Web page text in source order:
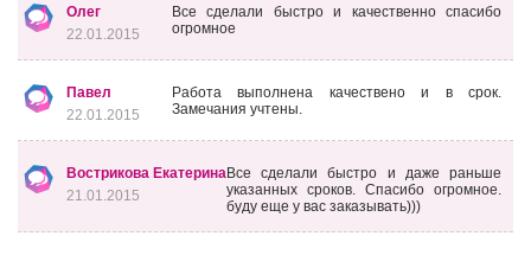
Олег
22.01.2015
Все сделали быстро и качественно спасибо
огромное
Павел
22.01.2015
Работа выполнена качествено и в срок.
Замечания учтены.
Вострикова Екатерина
21.01.2015
Все сделали быстро и даже раньше
указанных сроков. Спасибо огромное.
буду еще у вас заказывать)))